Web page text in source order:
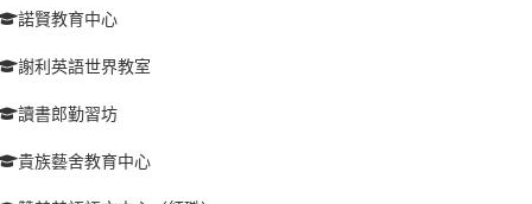
諾賢教育中心
謝利英語世界教室
讀書郎勤習坊
貴族藝舍教育中心